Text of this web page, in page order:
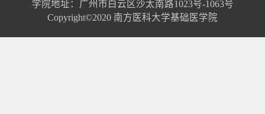
学院地址：广州市白云区沙太南路1023号-1063号
Copyright©2020 南方医科大学基础医学院